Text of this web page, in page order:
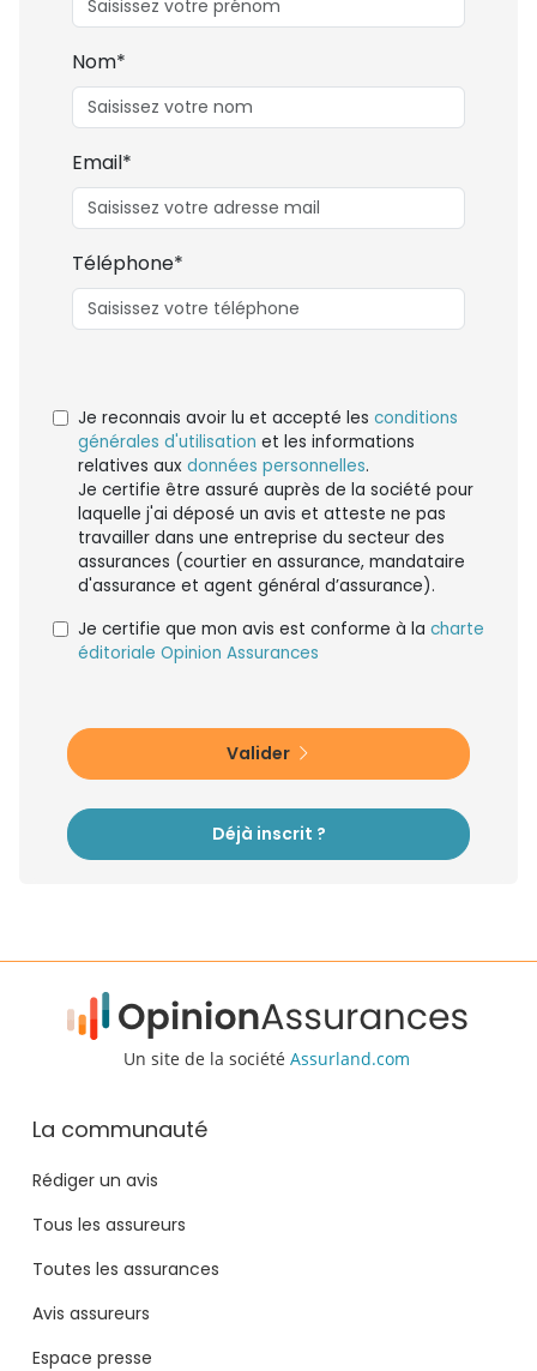
Nom*
Email*
Téléphone*
Je reconnais avoir lu et accepté les conditions
générales d'utilisation et les informations
relatives aux données personnelles.
Je certifie être assuré auprès de la société pour
laquelle j'ai déposé un avis et atteste ne pas
travailler dans une entreprise du secteur des
assurances (courtier en assurance, mandataire
d'assurance et agent général d’assurance).
Je certifie que mon avis est conforme à la charte
éditoriale Opinion Assurances
Valider
Déjà inscrit ?
Un site de la société Assurland.com
La communauté
Rédiger un avis
Tous les assureurs
Toutes les assurances
Avis assureurs
Espace presse